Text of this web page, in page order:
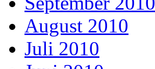
August 2010
Juli 2010